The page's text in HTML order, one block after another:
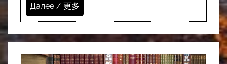
Далее / 更多